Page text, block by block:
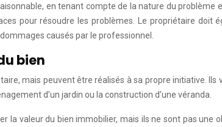
en tenant compte de la nature du problème
pour résoudre les problèmes. Le propriétaire
causés par le professionnel.
bien
mais peuvent être réalisés à sa propre initiative.
d’un jardin ou la construction d’une véranda.
valeur du bien immobilier, mais ils ne sont pas